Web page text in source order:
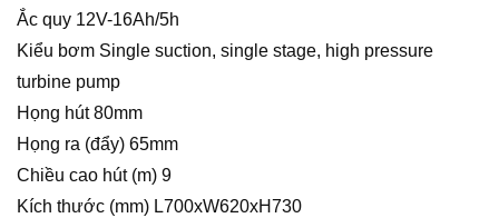
Ắc quy 12V-16Ah/5h
Kiểu bơm Single suction, single stage, high pressure
turbine pump
Họng hút 80mm
Họng ra (đẩy) 65mm
Chiều cao hút (m) 9
Kích thước (mm) L700xW620xH730